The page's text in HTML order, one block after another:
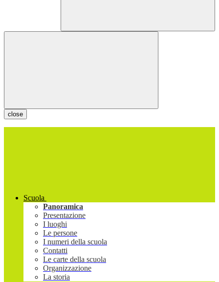
close
Scuola
Panoramica
Presentazione
I luoghi
Le persone
I numeri della scuola
Contatti
Le carte della scuola
Organizzazione
La storia